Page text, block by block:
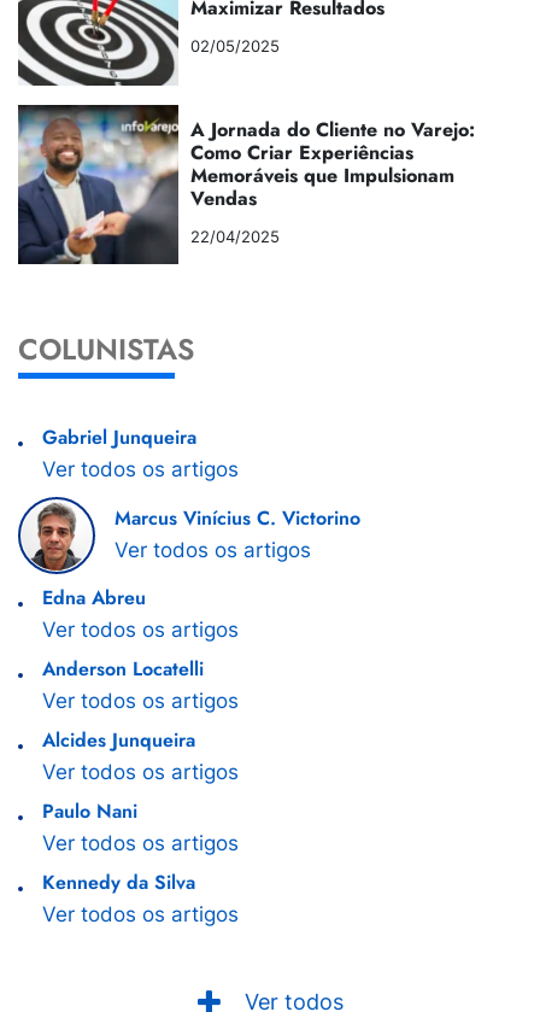
Maximizar Resultados
02/05/2025
A Jornada do Cliente no Varejo:
Como Criar Experiências
Memoráveis que Impulsionam
Vendas
22/04/2025
COLUNISTAS
Gabriel Junqueira
Ver todos os artigos
Marcus Vinícius C. Victorino
Ver todos os artigos
Edna Abreu
Ver todos os artigos
Anderson Locatelli
Ver todos os artigos
Alcides Junqueira
Ver todos os artigos
Paulo Nani
Ver todos os artigos
Kennedy da Silva
Ver todos os artigos
Ver todos